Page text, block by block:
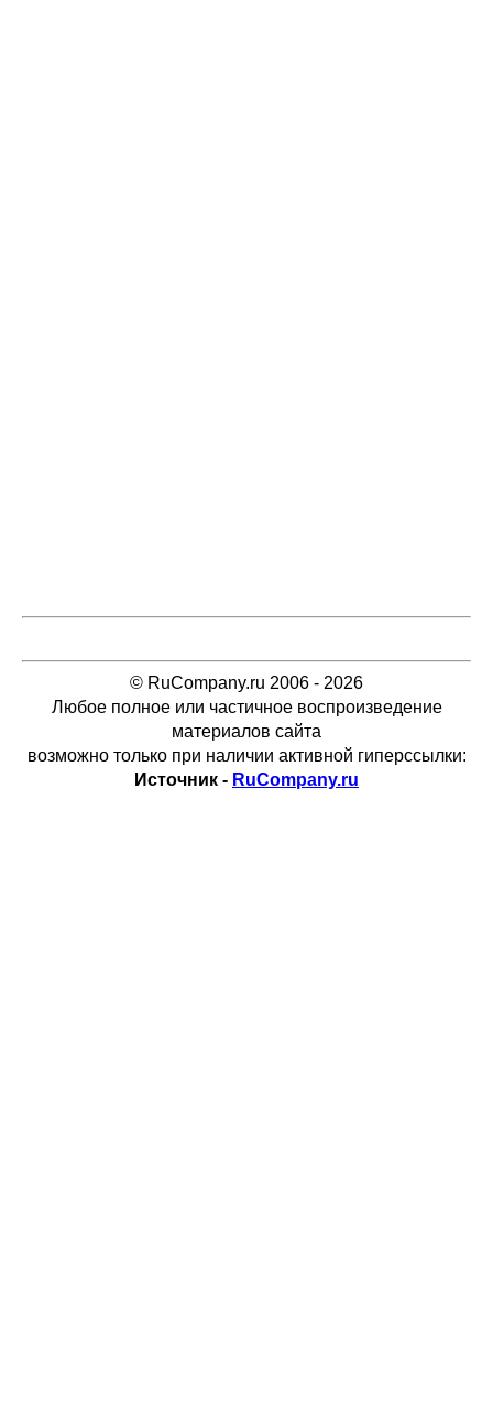
© RuCompany.ru 2006 - 2026
Любое полное или частичное воспроизведение
материалов сайта
возможно только при наличии активной гиперссылки:
Источник - RuCompany.ru